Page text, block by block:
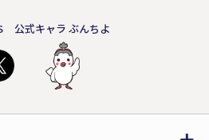
公式キャラ ぶんちよ